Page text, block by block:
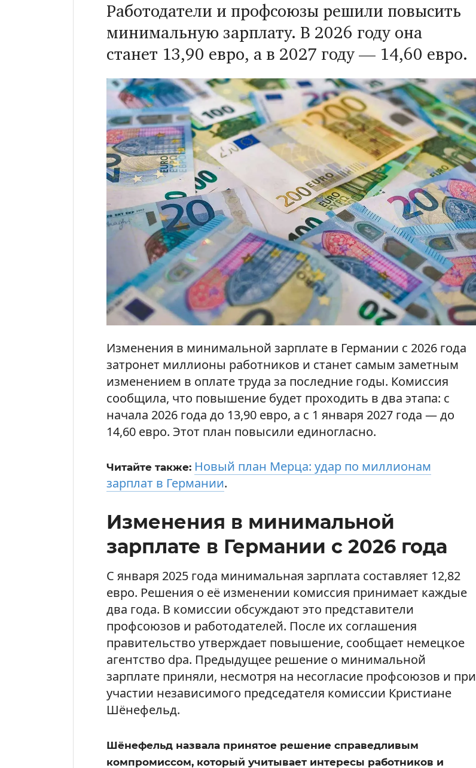
Работодатели и профсоюзы решили повысить
минимальную зарплату. В 2026 году она
станет 13,90 евро, а в 2027 году — 14,60 евро.
Изменения в минимальной зарплате в Германии с 2026 года
затронет миллионы работников и станет самым заметным
изменением в оплате труда за последние годы. Комиссия
сообщила, что повышение будет проходить в два этапа: с
начала 2026 года до 13,90 евро, а с 1 января 2027 года — до
14,60 евро. Этот план повысили единогласно.
Читайте также: Новый план Мерца: удар по миллионам
зарплат в Германии.
Изменения в минимальной
зарплате в Германии с 2026 года
С января 2025 года минимальная зарплата составляет 12,82
евро. Решения о её изменении комиссия принимает каждые
два года. В комиссии обсуждают это представители
профсоюзов и работодателей. После их соглашения
правительство утверждает повышение, сообщает немецкое
агентство dpa. Предыдущее решение о минимальной
зарплате приняли, несмотря на несогласие профсоюзов и при
участии независимого председателя комиссии Кристиане
Шёнефельд.
Шёнефельд назвала принятое решение справедливым
компромиссом, который учитывает интересы работников и